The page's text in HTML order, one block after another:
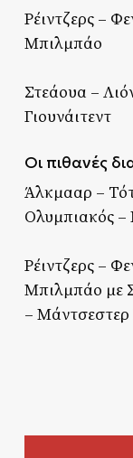
Ρέιντζερς –
Μπιλμπάο
Στεάουα –
Γιουνάιτεντ
Οι πιθανές
Άλκμααρ –
Ολυμπιακός –
Ρέιντζερς –
Μπιλμπάο με
– Μάντσεστερ